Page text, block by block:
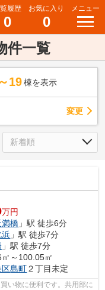
履歴
0
お気に入り
0
メニュー
件一覧
19 棟を表示
変更
万円
満橋 」駅 徒歩6分
浜 」駅 徒歩7分
」駅 徒歩7分
～100.05㎡
区島町２丁目未定
い物に便利です。共用部に